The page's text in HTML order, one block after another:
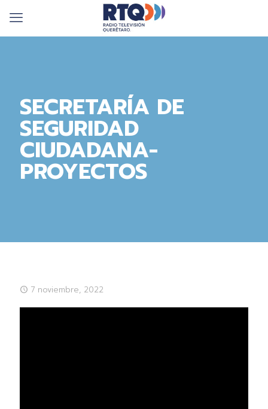
SECRETARÍA DE
SEGURIDAD
CIUDADANA-
PROYECTOS
7 noviembre, 2022